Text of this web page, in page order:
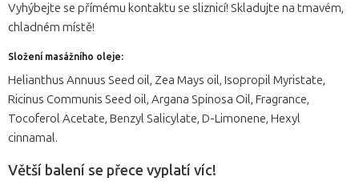
Vyhýbejte se přímému kontaktu se sliznicí! Skladujte na tmavém,
chladném místě!
Složení masážního oleje:
Helianthus Annuus Seed oil, Zea Mays oil, Isopropil Myristate,
Ricinus Communis Seed oil, Argana Spinosa Oil, Fragrance,
Tocoferol Acetate, Benzyl Salicylate, D-Limonene, Hexyl
cinnamal.
Větší balení se přece vyplatí víc!